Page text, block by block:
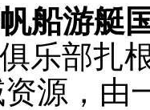
船游艇
乐部扎
源，由